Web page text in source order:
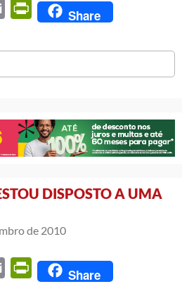
Email PrintFriendly
Share
DISPOSTO A UMA
de 2010
Email PrintFriendly
Share